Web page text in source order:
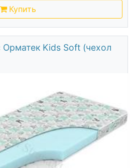
Купить
Kids Soft (чехол